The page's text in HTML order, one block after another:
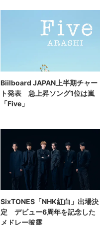
Biilboard JAPAN上半期チャー
ト発表 急上昇ソング1位は嵐
「Five」
SixTONES「NHK紅白」出場決
定 デビュー6周年を記念した
メドレー披露